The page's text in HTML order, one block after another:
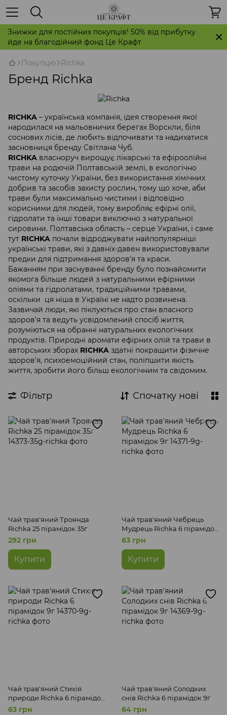
Знижки для постійних покупців! 50% від прибутку
йде на благодійний фонд Це Крафт
Покупцю Richka
Бренд Richka
RICHKA – українська компанія, ідея створення якої
народилася на мальовничих берегах Ворскли, біля
соснових лісів, де любить відпочивати та надихатися
засновниця бренду Світлана Чуб.
RICHKA власноруч вирощує лікарські та ефіроолійні
трави на родючій Полтавській землі, в екологічно
чистому куточку України, без використання хімічних
добрив та засобів захисту рослин, тому що хоче, аби
трави були максимально чистими і відповідно
корисними для людей, тому виробляє ефірні олії,
гідролати та інші товари виключно з натуральної
сировини. Полтавська область – серце України, і саме
тут RICHKA почали відроджувати найпопулярніші
українські трави, які з давніх-давен використовували
предки для підтримання здоров’я та краси.
Бажанням при заснуванні бренду було познайомити
якомога більше людей з натуральними ефірними
оліями та гідролатами, традиційними травами,
оскільки ця ніша в Україні не надто розвинена.
Зазвичай люди, які піклуються про стан власного
здоров’я та ведуть усвідомлений спосіб життя,
розуміються на обранні натуральних екологічних
продуктів. Природні аромати ефірних олій та трави в
авторських зборах RICHKA здатні покращити фізичне
здоров’я, психоемоційний стан, поліпшити якість
життя, зробити його більш екологічним та свідомим.
Фільтр Спочатку нові
Чай трав'яний Троянда
Richka 25 пірамідок 35г
292 грн
Купити
Чай трав'яний Чебрець
Мудрець Richka 6 пірамідок
9г
63 грн
Купити
Чай трав'яний Стихія
природи Richka 6 пірамідок
9г
63 грн
Чай трав'яний Солодких
снів Richka 6 пірамідок 9г
64 грн